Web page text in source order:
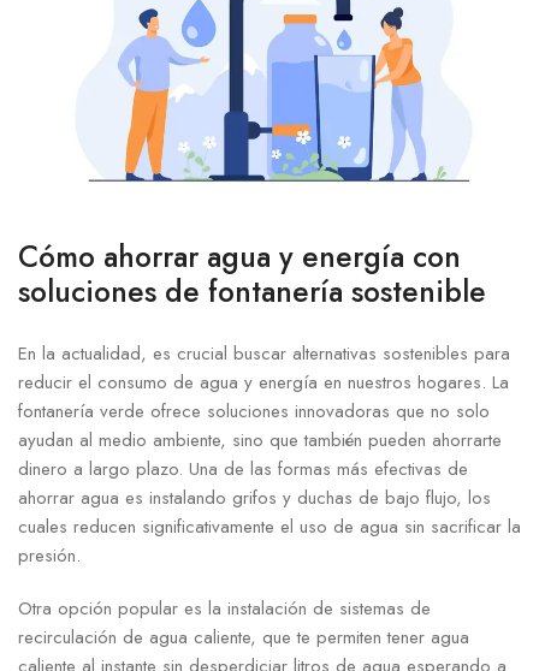
Cómo ahorrar agua y energía con
soluciones de fontanería sostenible
En la actualidad, es crucial buscar alternativas sostenibles para
reducir el consumo de agua y energía en nuestros hogares. La
fontanería verde ofrece soluciones innovadoras que no solo
ayudan al medio ambiente, sino que también pueden ahorrarte
dinero a largo plazo. Una de las formas más efectivas de
ahorrar agua es instalando grifos y duchas de bajo flujo, los
cuales reducen significativamente el uso de agua sin sacrificar la
presión.
Otra opción popular es la instalación de sistemas de
recirculación de agua caliente, que te permiten tener agua